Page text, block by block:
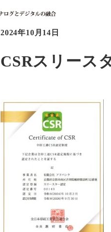
2024年10月14日
CSRスリース